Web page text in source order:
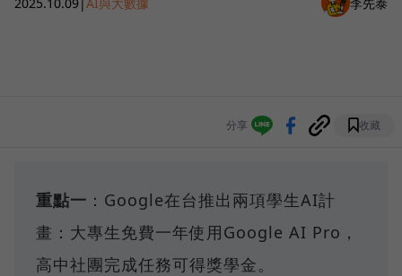
分享 收藏
重點一 ：Google在台推出兩項學生AI計
畫：大專生免費一年使用Google AI Pro，
高中社團完成任務可得獎學金。